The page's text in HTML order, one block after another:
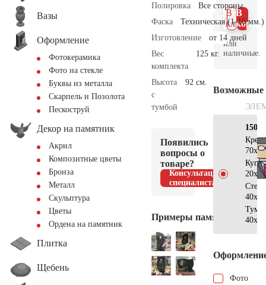
Вазы
Оформление
Фотокерамика
Фото на стекле
Буквы из металла
Скарпель и Позолота
Пескоструй
Декор на памятник
Акрил
Композитные цветы
Бронза
Металл
Скульптура
Цветы
Ордена на памятник
Плитка
Щебень
Полировка
Все стороны
Фаска
Техническая (1-10 мм.)
Изготовление
от 14 дней
Вес
комплекта
125 кг.
Высота
с
тумбой
92 см.
Появились
вопросы о
товаре?
Консультация
специалиста
Примеры памятников
В
В 1
клик
или
наличные.
Возможные
Фото